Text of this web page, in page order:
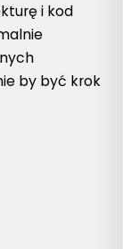
i kod
by być krok